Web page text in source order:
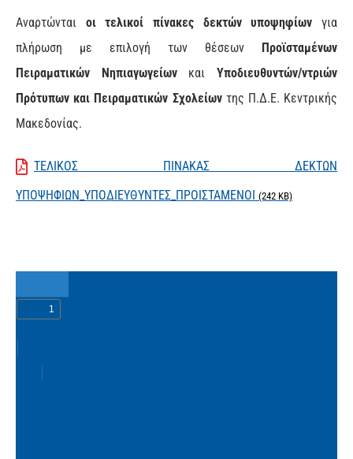
Αναρτώνται οι τελικοί πίνακες δεκτών υποψηφίωνγια
πλήρωση με επιλογή των θέσεων Προϊσταμένων
Πειραματικών ΝηπιαγωγείωνκαιΥποδιευθυντών/ντριών
Πρότυπων και Πειραματικών Σχολείωντης Π.Δ.Ε. Κεντρικής
Μακεδονίας.
ΤΕΛΙΚΟΣ ΠΙΝΑΚΑΣ ΔΕΚΤΩΝ
ΥΠΟΨΗΦΙΩΝ_ΥΠΟΔΙΕΥΘΥΝΤΕΣ_ΠΡΟΙΣΤΑΜΕΝΟΙ (242 KB)